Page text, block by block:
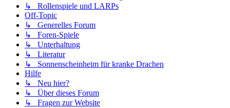
↳ Rollenspiele und LARPs
Off-Topic
↳ Generelles Forum
↳ Foren-Spiele
↳ Unterhaltung
↳ Literatur
↳ Sonnenscheinheim für kranke Drachen
Hilfe
↳ Neu hier?
↳ Über dieses Forum
↳ Fragen zur Website